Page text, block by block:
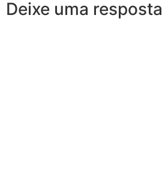
Deixe uma resposta